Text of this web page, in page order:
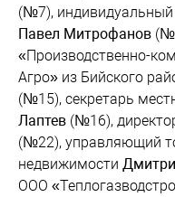
(№7), индивидуальный
Павел Митрофанов
«Производственно-
Агро» из Бийского
(№15), секретарь
Лаптев (№16),
(№22), управляющий
недвижимости
ООО